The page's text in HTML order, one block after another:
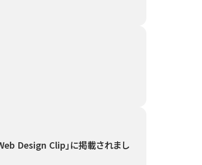
Design Clip」に掲載されまし